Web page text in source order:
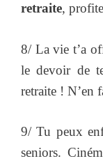
retraite,
8/ La vie t’a
le devoir de
retraite ! N’en
9/ Tu peux
seniors.